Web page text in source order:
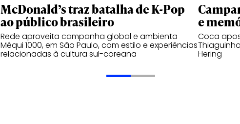
McDonald’s traz batalha de K-Pop
ao público brasileiro
Rede aproveita campanha global e ambienta
Méqui 1000, em São Paulo, com estilo e experiências
relacionadas à cultura sul-coreana
e
Coca
Hering